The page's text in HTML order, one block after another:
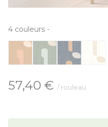
4 couleurs -
À partir de:
57,40 € / rouleau